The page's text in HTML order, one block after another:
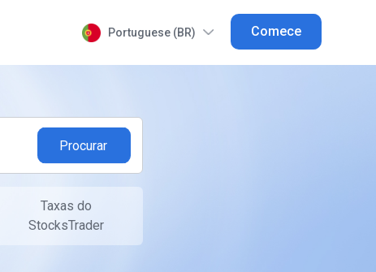
Portuguese (BR) Comece
Taxas do
StocksTrader